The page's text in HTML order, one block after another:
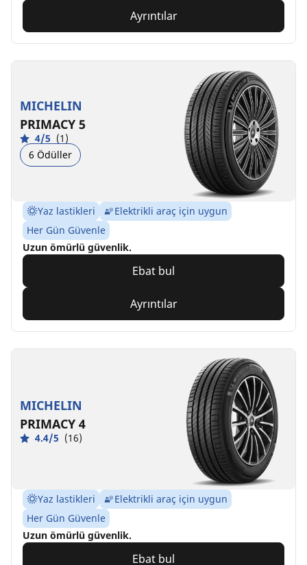
Ayrıntılar
MICHELIN
PRIMACY 5
4/5 (1)
6 Ödüller
Yaz lastikleri
Elektrikli araç için uygun
Her Gün Güvenle
Uzun ömürlü güvenlik.
Ebat bul
Ayrıntılar
MICHELIN
PRIMACY 4
4.4/5 (16)
Yaz lastikleri
Elektrikli araç için uygun
Her Gün Güvenle
Uzun ömürlü güvenlik.
Ebat bul